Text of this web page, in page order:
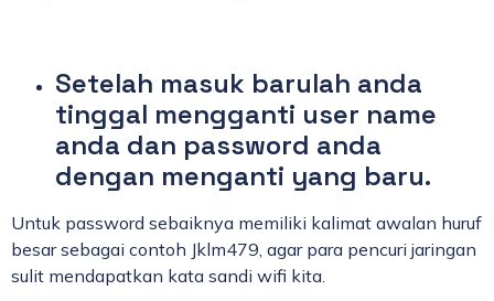
Setelah masuk barulah anda
tinggal mengganti user name
anda dan password anda
dengan menganti yang baru.
Untuk password sebaiknya memiliki kalimat awalan huruf
besar sebagai contoh Jklm479, agar para pencuri jaringan
sulit mendapatkan kata sandi wifi kita.